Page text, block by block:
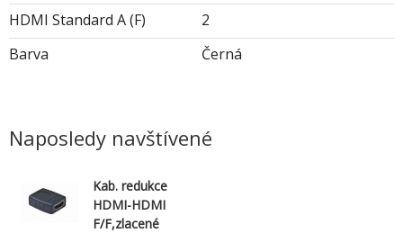
HDMI Standard A (F)
2
Barva
Černá
Naposledy navštívené
Kab. redukce
HDMI-HDMI
F/F,zlacené